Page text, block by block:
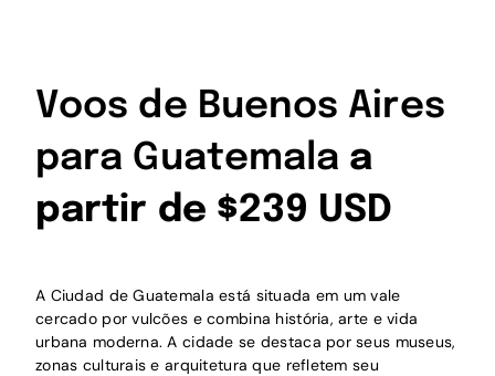
Voos de Buenos Aires
para Guatemala a
partir de $239 USD
A Ciudad de Guatemala está situada em um vale
cercado por vulcões e combina história, arte e vida
urbana moderna. A cidade se destaca por seus museus,
zonas culturais e arquitetura que refletem seu